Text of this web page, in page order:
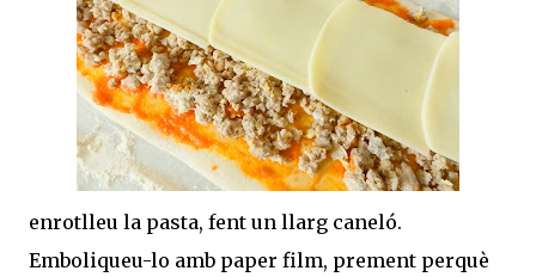
enrotlleu la pasta, fent un llarg caneló.
Emboliqueu-lo amb paper film, prement perquè